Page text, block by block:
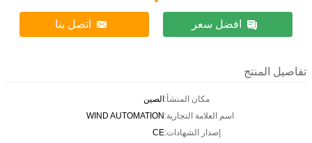
افضل سعر اتصل بنا
تفاصيل المنتج
مكان المنشأ:الصين
اسم العلامة التجارية:WIND AUTOMATION
إصدار الشهادات:CE